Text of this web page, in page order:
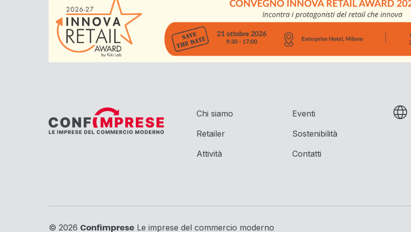
Chi siamo
Retailer
Attività
Eventi
Sostenibilità
Contatti
© 2026 Confimprese Le imprese del commercio moderno